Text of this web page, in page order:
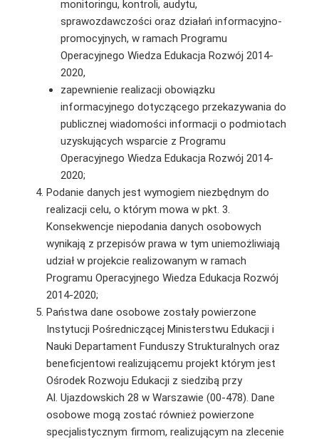
monitoringu, kontroli, audytu,
sprawozdawczości oraz działań informacyjno-
promocyjnych, w ramach Programu
Operacyjnego Wiedza Edukacja Rozwój 2014-
2020,
zapewnienie realizacji obowiązku
informacyjnego dotyczącego przekazywania do
publicznej wiadomości informacji o podmiotach
uzyskujących wsparcie z Programu
Operacyjnego Wiedza Edukacja Rozwój 2014-
2020;
Podanie danych jest wymogiem niezbędnym do
realizacji celu, o którym mowa w pkt. 3.
Konsekwencje niepodania danych osobowych
wynikają z przepisów prawa w tym uniemożliwiają
udział w projekcie realizowanym w ramach
Programu Operacyjnego Wiedza Edukacja Rozwój
2014-2020;
Państwa dane osobowe zostały powierzone
Instytucji Pośredniczącej Ministerstwu Edukacji i
Nauki Departament Funduszy Strukturalnych oraz
beneficjentowi realizującemu projekt którym jest
Ośrodek Rozwoju Edukacji z siedzibą przy
Al. Ujazdowskich 28 w Warszawie (00-478). Dane
osobowe mogą zostać również powierzone
specjalistycznym firmom, realizującym na zlecenie